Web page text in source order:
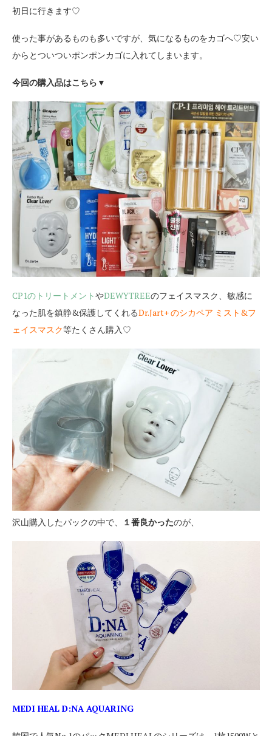
初日に行きます♡
使った事があるものも多いですが、気になるものをカゴへ♡安い
からとついついポンポンカゴに入れてしまいます。
今回の購入品はこちら▼
CP1のトリートメントやDEWYTREEのフェイスマスク、敏感に
なった肌を鎮静&保護してくれるDr.Jart+ のシカペア ミスト&フ
ェイスマスク等たくさん購入♡
沢山購入したパックの中で、 １番良かったのが、
MEDI HEAL D:NA AQUARING